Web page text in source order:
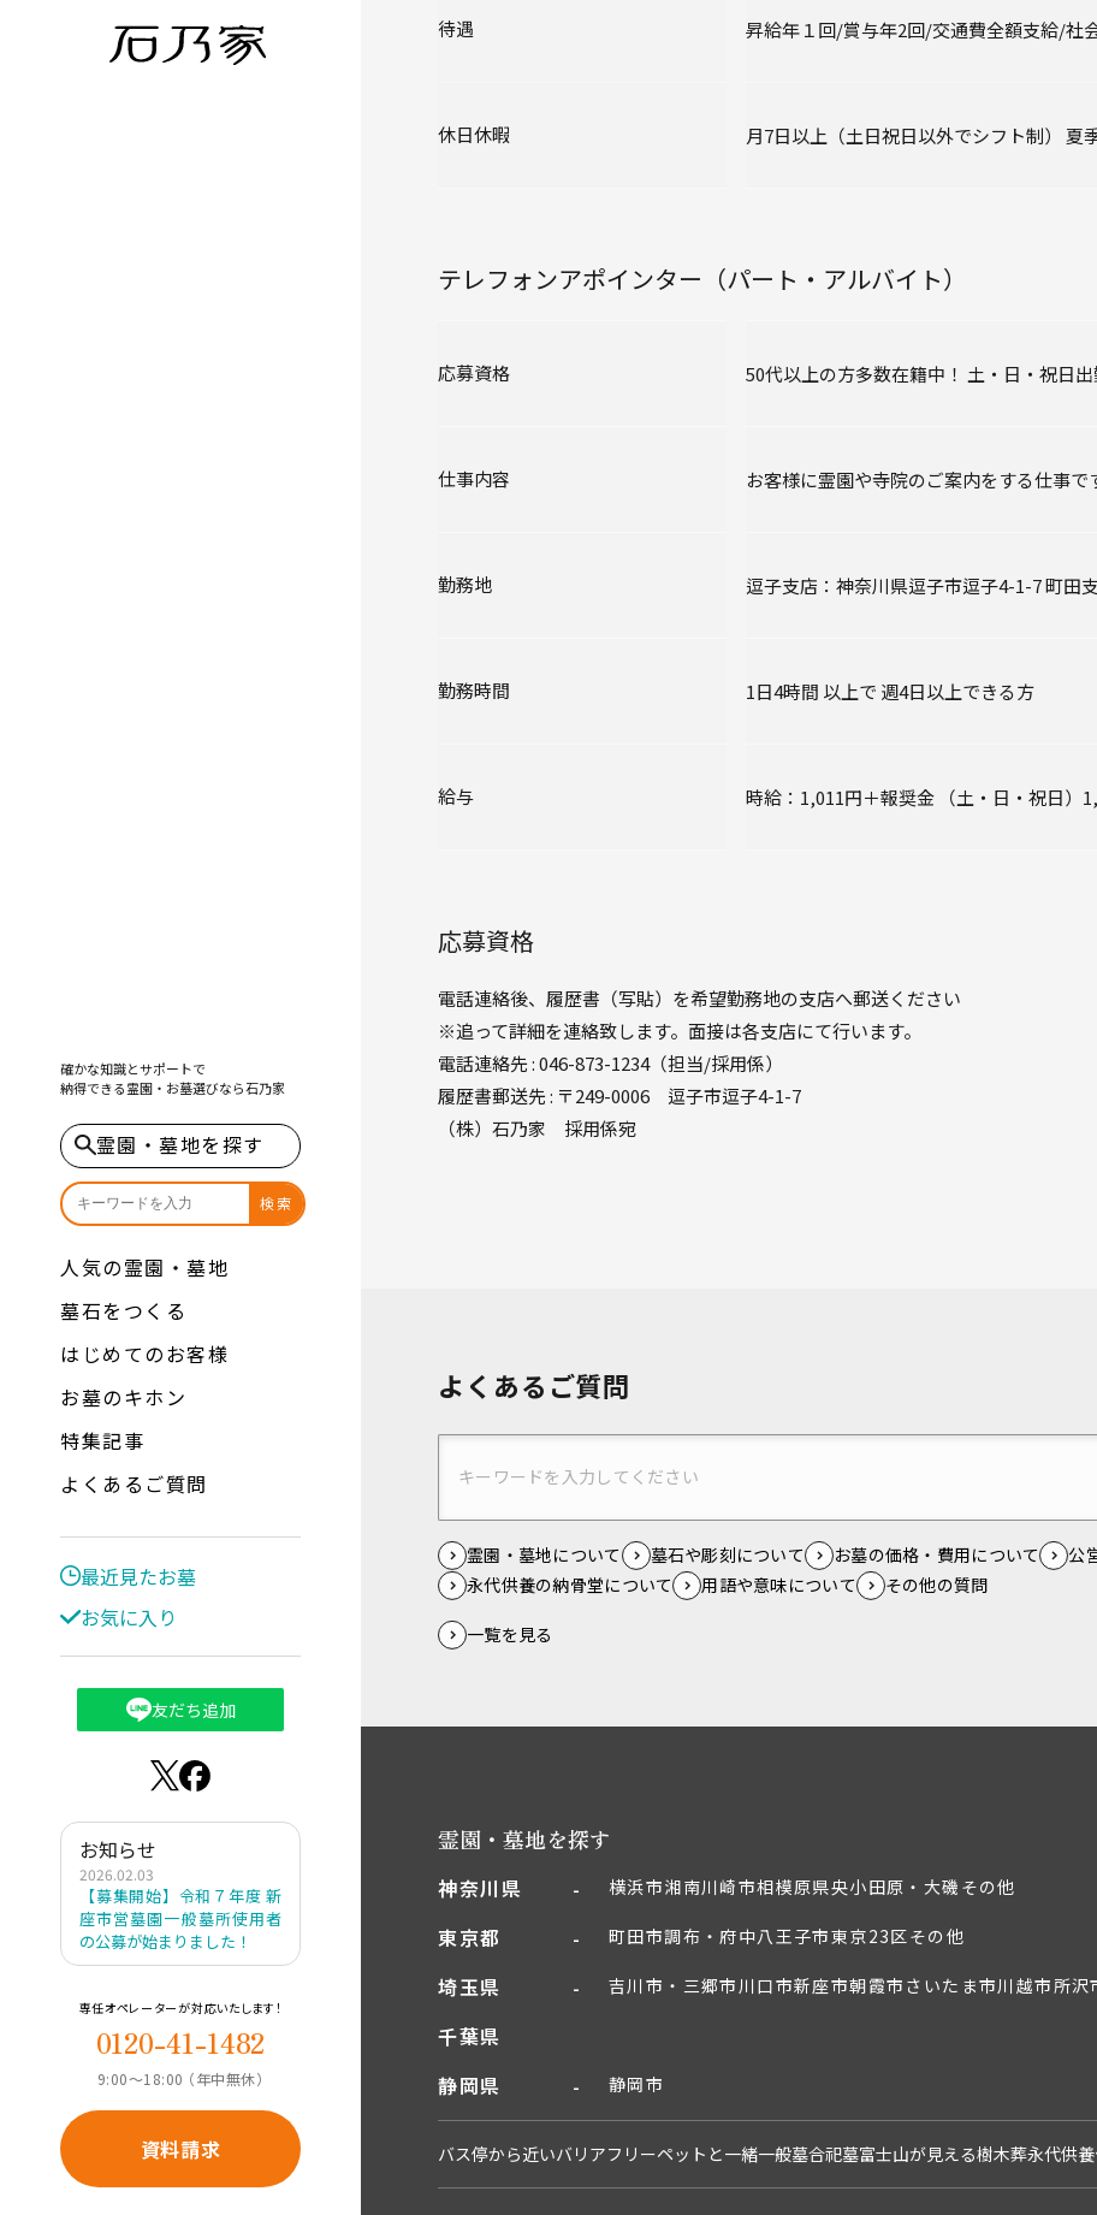
確かな知識とサポートで
納得できる霊園・お墓選びなら石乃家
霊園・墓地を探す
検索
人気の霊園・墓地
墓石をつくる
はじめてのお客様
お墓のキホン
特集記事
よくあるご質問
最近見たお墓
お気に入り
友だち追加
お知らせ
2026.02.03
【募集開始】令和７年度 新
座市営墓園一般墓所使用者
の公募が始まりました！
専任オペレーターが対応いたします！
0120-41-1482
9:00〜18:00 （年中無休）
資料請求
待遇 昇給年１回/賞与年2回/交通費全額支給/社
休日休暇 月7日以上（土日祝日以外でシフト制） 夏
テレフォンアポインター（パート・アルバイト）
応募資格 50代以上の方多数在籍中！ 土・日・祝日
仕事内容 お客様に霊園や寺院のご案内をする仕事で
勤務地 逗子支店：神奈川県逗子市逗子4-1-7町田
勤務時間 1日4時間 以上で 週4日以上できる方
給与 時給：1,011円＋報奨金 （土・日・祝日
応募資格
電話連絡後、履歴書（写貼）を希望勤務地の支店へ郵送ください
※追って詳細を連絡致します。面接は各支店にて行います。
電話連絡先 : 046-873-1234（担当/採用係）
履歴書郵送先 : 〒249-0006 逗子市逗子4-1-7
（株）石乃家 採用係宛
よくあるご質問
霊園・墓地について 墓石や彫刻について お墓の価格・費用について 公
永代供養の納骨堂について
用語や意味について その他の質問
一覧を見る
霊園・墓地を探す
神奈川県 横浜市湘南川崎市相模原県央小田原・大磯 その他
東京都 町田市調布・府中八王子市東京23区その他
埼玉県 吉川市・三郷市川口市新座市朝霞市 さいたま市川越市所沢
千葉県
静岡県
静岡市
バス停から近いバリアフリーペットと一緒一般墓合祀墓富士山が見える樹木葬永代供